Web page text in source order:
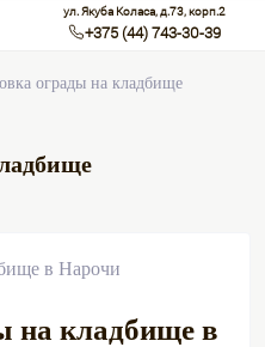
ул. Якуба Коласа, д.73, корп.2
+375 (44) 743-30-39
ограды на кладбище
на кладбище в